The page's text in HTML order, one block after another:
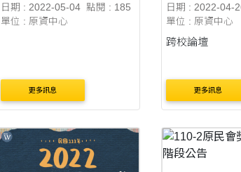
日期 : 2022-05-04 點閱 : 185
單位 : 原資中心
更多訊息
日期 : 2022-04-
單位 : 原資中心
跨校論壇
更多訊息